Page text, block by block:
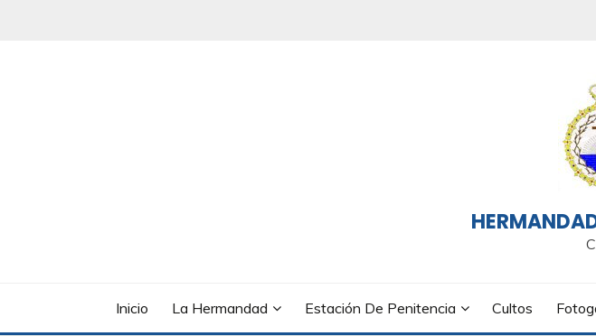
Inicio La Hermandad Estación De Penitencia Cultos